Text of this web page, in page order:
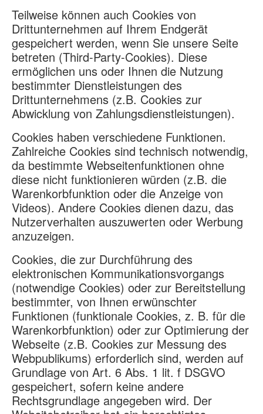
Teilweise können auch Cookies von
Drittunternehmen auf Ihrem Endgerät
gespeichert werden, wenn Sie unsere Seite
betreten (Third-Party-Cookies). Diese
ermöglichen uns oder Ihnen die Nutzung
bestimmter Dienstleistungen des
Drittunternehmens (z.B. Cookies zur
Abwicklung von Zahlungsdienstleistungen).
Cookies haben verschiedene Funktionen.
Zahlreiche Cookies sind technisch notwendig,
da bestimmte Webseitenfunktionen ohne
diese nicht funktionieren würden (z.B. die
Warenkorbfunktion oder die Anzeige von
Videos). Andere Cookies dienen dazu, das
Nutzerverhalten auszuwerten oder Werbung
anzuzeigen.
Cookies, die zur Durchführung des
elektronischen Kommunikationsvorgangs
(notwendige Cookies) oder zur Bereitstellung
bestimmter, von Ihnen erwünschter
Funktionen (funktionale Cookies, z. B. für die
Warenkorbfunktion) oder zur Optimierung der
Webseite (z.B. Cookies zur Messung des
Webpublikums) erforderlich sind, werden auf
Grundlage von Art. 6 Abs. 1 lit. f DSGVO
gespeichert, sofern keine andere
Rechtsgrundlage angegeben wird. Der